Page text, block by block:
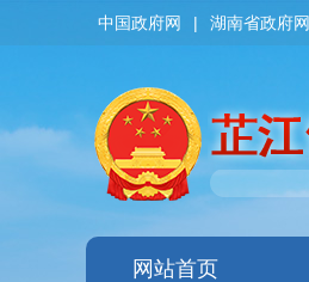
中国政府网 | 湖南省政府网
网站首页